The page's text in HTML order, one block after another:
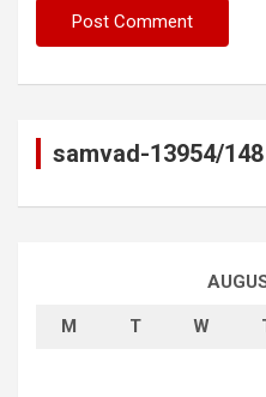
samvad-13954/148
M T W